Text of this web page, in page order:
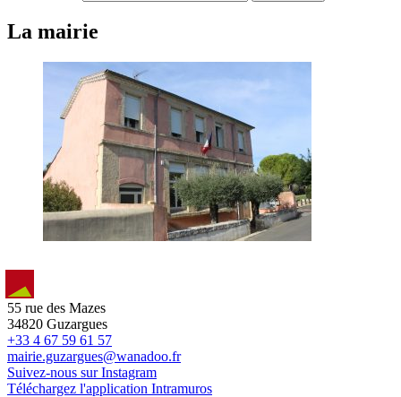
La mairie
55 rue des Mazes
34820 Guzargues
+33 4 67 59 61 57
mairie.guzargues@wanadoo.fr
Suivez-nous sur Instagram
Téléchargez l'application Intramuros